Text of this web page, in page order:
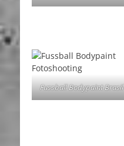
Fussball Bodypaint Brasil